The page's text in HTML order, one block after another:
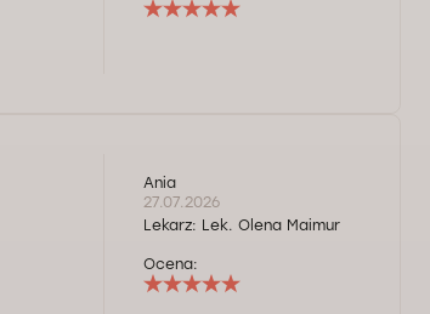
Ania
27.07.2026
Lekarz: Lek. Olena Maimur
Ocena: